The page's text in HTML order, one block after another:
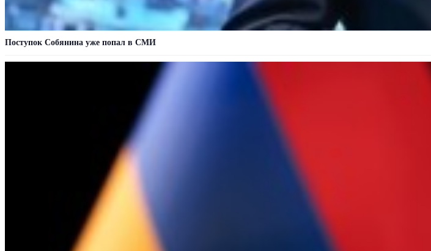
Поступок Собянина уже попал в СМИ